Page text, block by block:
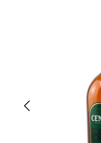
Bildergalerie